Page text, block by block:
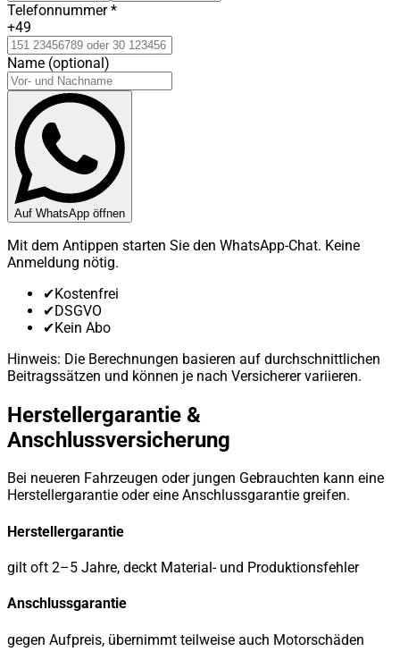
Telefonnummer*
+49
Name (optional)
Auf WhatsApp öffnen
Mit dem Antippen starten Sie den WhatsApp-Chat. Keine
Anmeldung nötig.
✔Kostenfrei
✔DSGVO
✔Kein Abo
Hinweis: Die Berechnungen basieren auf durchschnittlichen
Beitragssätzen und können je nach Versicherer variieren.
Herstellergarantie &
Anschlussversicherung
Bei neueren Fahrzeugen oder jungen Gebrauchten kann eine
Herstellergarantie oder eine Anschlussgarantie greifen.
Herstellergarantie
gilt oft 2–5 Jahre, deckt Material- und Produktionsfehler
Anschlussgarantie
gegen Aufpreis, übernimmt teilweise auch Motorschäden